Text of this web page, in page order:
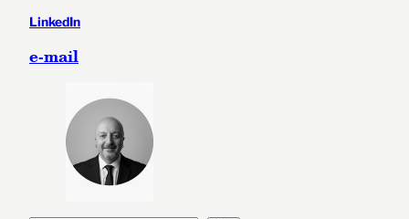
LinkedIn
e-mail